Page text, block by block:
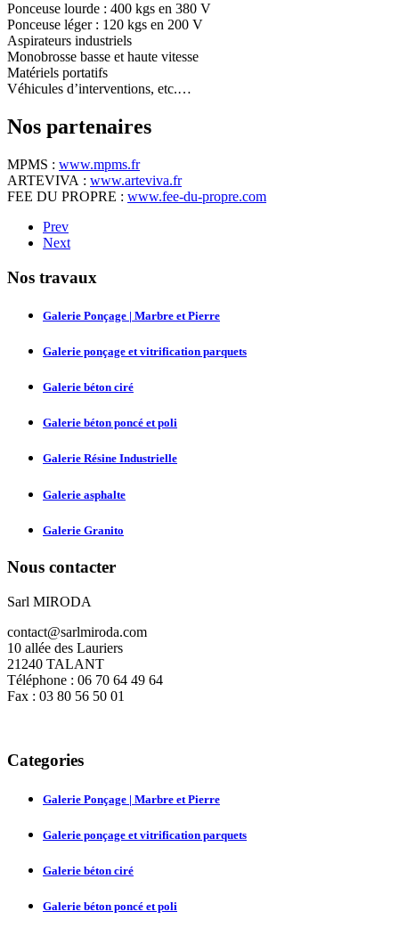
Ponceuse lourde : 400 kgs en 380 V
Ponceuse léger : 120 kgs en 200 V
Aspirateurs industriels
Monobrosse basse et haute vitesse
Matériels portatifs
Véhicules d’interventions, etc.…
Nos partenaires
MPMS : www.mpms.fr
ARTEVIVA : www.arteviva.fr
FEE DU PROPRE : www.fee-du-propre.com
Prev
Next
Nos travaux
Galerie Ponçage | Marbre et Pierre
Galerie ponçage et vitrification parquets
Galerie béton ciré
Galerie béton poncé et poli
Galerie Résine Industrielle
Galerie asphalte
Galerie Granito
Nous contacter
Sarl MIRODA
contact@sarlmiroda.com
10 allée des Lauriers
21240 TALANT
Téléphone : 06 70 64 49 64
Fax : 03 80 56 50 01
Categories
Galerie Ponçage | Marbre et Pierre
Galerie ponçage et vitrification parquets
Galerie béton ciré
Galerie béton poncé et poli